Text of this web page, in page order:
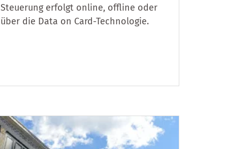
Steuerung erfolgt online, offline oder
über die Data on Card-Technologie.